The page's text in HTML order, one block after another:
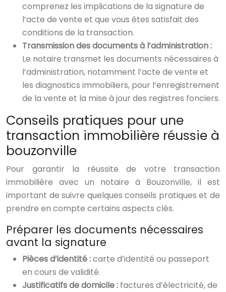
comprenez les implications de la signature de
l’acte de vente et que vous êtes satisfait des
conditions de la transaction.
Transmission des documents à l’administration :
Le notaire transmet les documents nécessaires à
l’administration, notamment l’acte de vente et
les diagnostics immobiliers, pour l’enregistrement
de la vente et la mise à jour des registres fonciers.
Conseils pratiques pour une
transaction immobilière réussie à
bouzonville
Pour garantir la réussite de votre transaction
immobilière avec un notaire à Bouzonville, il est
important de suivre quelques conseils pratiques et de
prendre en compte certains aspects clés.
Préparer les documents nécessaires
avant la signature
Pièces d’identité :carte d’identité ou passeport
en cours de validité.
Justificatifs de domicile : factures d’électricité, de